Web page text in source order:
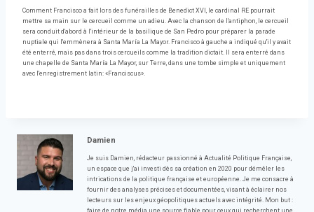
Comment Francisco a fait lors des funérailles de Benedict XVI, le cardinal RE pourrait
mettre sa main sur le cercueil comme un adieu. Avec la chanson de l'antiphon, le cercueil
sera conduit d'abord à l'intérieur de la basilique de San Pedro pour préparer la parade
nuptiale qui l'emmènera à Santa María La Mayor. Francisco à gauche a indiqué qu'il y avait
été enterré, mais pas dans trois cercueils comme la tradition dictait. Il sera enterré dans
une chapelle de Santa María La Mayor, sur Terre, dans une tombe simple et uniquement
avec l'enregistrement latin: «Franciscus».
Damien
Je suis Damien, rédacteur passionné à Actualité Politique Française,
un espace que j'ai investi dès sa création en 2020 pour démêler les
intrications de la politique française et européenne. Je me consacre à
fournir des analyses précises et documentées, visant à éclairer nos
lecteurs sur les enjeux géopolitiques actuels avec intégrité. Mon but :
faire de notre média une source fiable pour ceux qui recherchent une